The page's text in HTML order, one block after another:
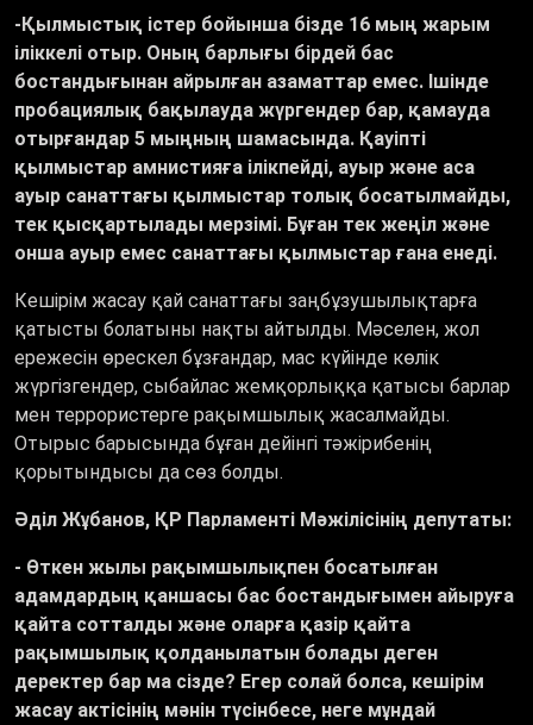
-Қылмыстық істер бойынша бізде 16 мың жарым
іліккелі отыр. Оның барлығы бірдей бас
бостандығынан айрылған азаматтар емес. Ішінде
пробациялық бақылауда жүргендер бар, қамауда
отырғандар 5 мыңның шамасында. Қауіпті
қылмыстар амнистияға ілікпейді, ауыр және аса
ауыр санаттағы қылмыстар толық босатылмайды,
тек қысқартылады мерзімі. Бұған тек жеңіл және
онша ауыр емес санаттағы қылмыстар ғана енеді.
Кешірім жасау қай санаттағы заңбұзушылықтарға
қатысты болатыны нақты айтылды. Мәселен, жол
ережесін өрескел бұзғандар, мас күйінде көлік
жүргізгендер, сыбайлас жемқорлыққа қатысы барлар
мен террористерге рақымшылық жасалмайды.
Отырыс барысында бұған дейінгі тәжірибенің
қорытындысы да сөз болды.
Әділ Жұбанов, ҚР Парламенті Мәжілісінің депутаты:
- Өткен жылы рақымшылықпен босатылған
адамдардың қаншасы бас бостандығымен айыруға
қайта сотталды және оларға қазір қайта
рақымшылық қолданылатын болады деген
деректер бар ма сізде? Егер солай болса, кешірім
жасау актісінің мәнін түсінбесе, неге мұндай